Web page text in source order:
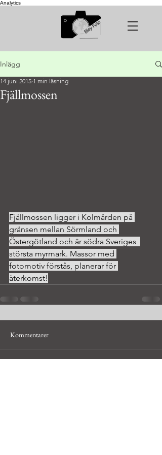
Analytics
Inlägg
Fjällmossen
14 juni 2015 1 min läsning
Fjällmossen ligger i Kolmården på
gränsen mellan Sörmland och
Östergötland och är södra Sveriges
största myrmark. Massor med
fotomotiv förstås, planerar för
återkomst!
Kommentarer